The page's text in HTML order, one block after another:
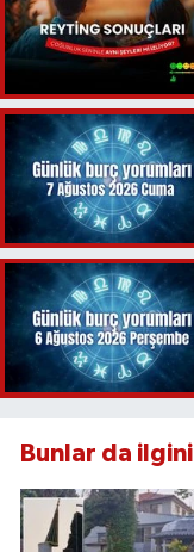
Bunlar da